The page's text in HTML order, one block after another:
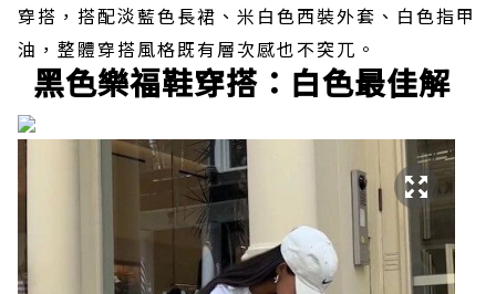
穿搭，搭配淡藍色長裙、米白色西裝外套、白色指甲
油，整體穿搭風格既有層次感也不突兀。
黑色樂福鞋穿搭：白色最佳解